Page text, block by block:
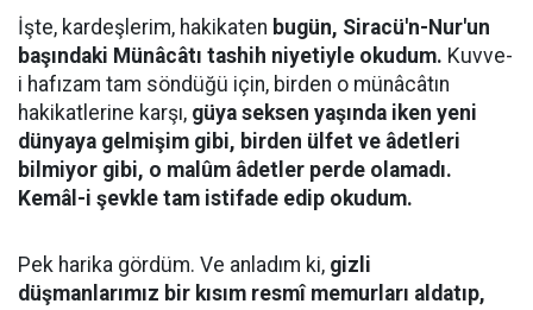
İşte, kardeşlerim, hakikaten bugün, Siracü'n-Nur'un
başındaki Münâcâtı tashih niyetiyle okudum. Kuvve-
i hafızam tam söndüğü için, birden o münâcâtın
hakikatlerine karşı, güya seksen yaşında iken yeni
dünyaya gelmişim gibi, birden ülfet ve âdetleri
bilmiyor gibi, o malûm âdetler perde olamadı.
Kemâl-i şevkle tam istifade edip okudum.
Pek harika gördüm. Ve anladım ki, gizli
düşmanlarımız bir kısım resmî memurları aldatıp,